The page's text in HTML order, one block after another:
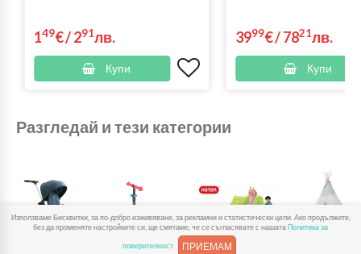
149€/291лв.
Купи
3999€/7821лв.
Купи
Разгледай и тези категории
Използваме Бисквитки, за по-добро изживяване, за рекламни и статистически цели. Ако продължите,
без да променяте настройките си, ще смятаме, че се съгласявате с нашатаПолитика за
поверителност ПРИЕМАМ